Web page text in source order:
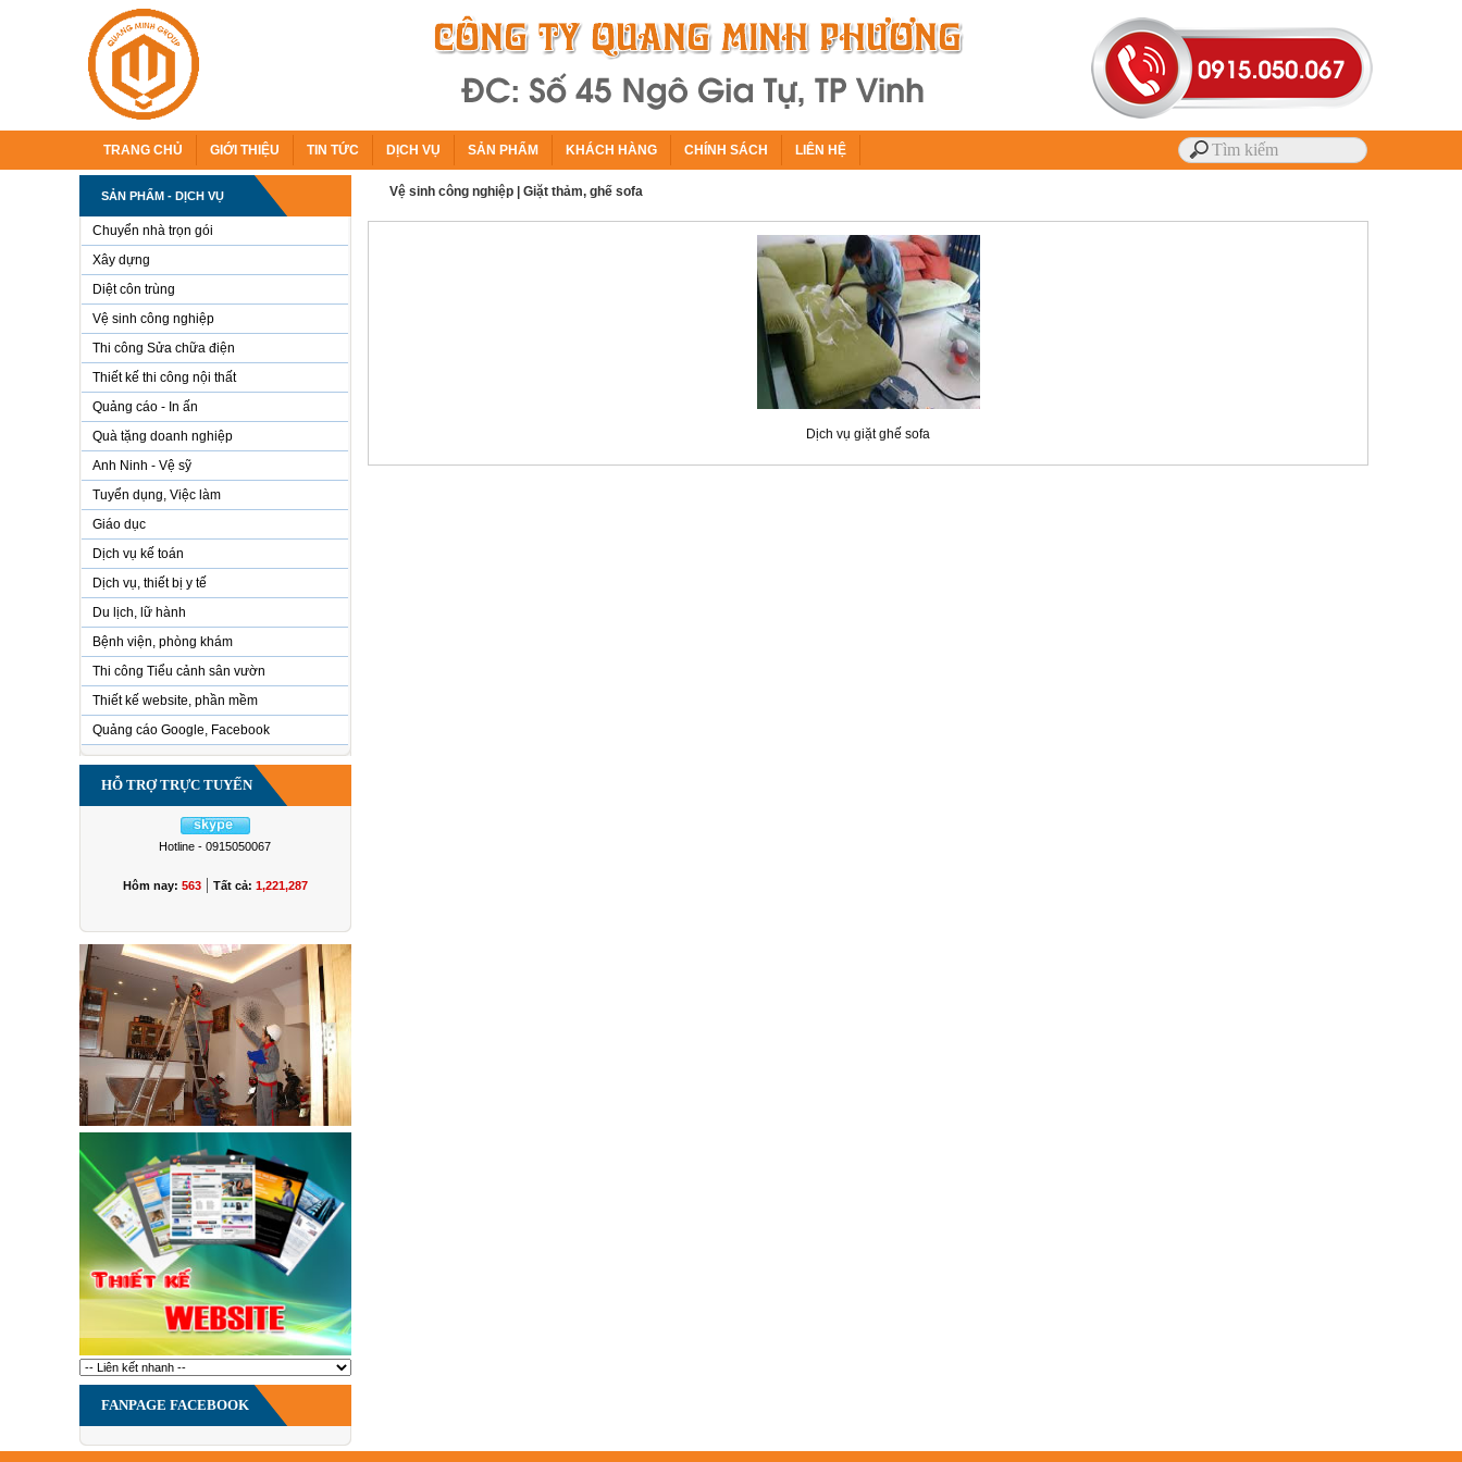
TRANG CHỦ GIỚI THIỆU TIN TỨC DỊCH VỤ SẢN PHẨM KHÁCH HÀNG CHÍNH SÁCH LIÊN HỆ
SẢN PHẨM - DỊCH VỤ
Chuyển nhà trọn gói
Xây dựng
Diệt côn trùng
Vệ sinh công nghiệp
Thi công Sửa chữa điện
Thiết kế thi công nội thất
Quảng cáo - In ấn
Quà tặng doanh nghiệp
Anh Ninh - Vệ sỹ
Tuyển dụng, Việc làm
Giáo dục
Dịch vụ kế toán
Dịch vụ, thiết bị y tế
Du lịch, lữ hành
Bệnh viện, phòng khám
Thi công Tiểu cảnh sân vườn
Thiết kế website, phần mềm
Quảng cáo Google, Facebook
HỖ TRỢ TRỰC TUYẾN
Hotline - 0915050067
Hôm nay: 563| Tất cả: 1,221,287
FANPAGE FACEBOOK
Vệ sinh công nghiệp Giặt thảm, ghế sofa
Dịch vụ giặt ghế sofa